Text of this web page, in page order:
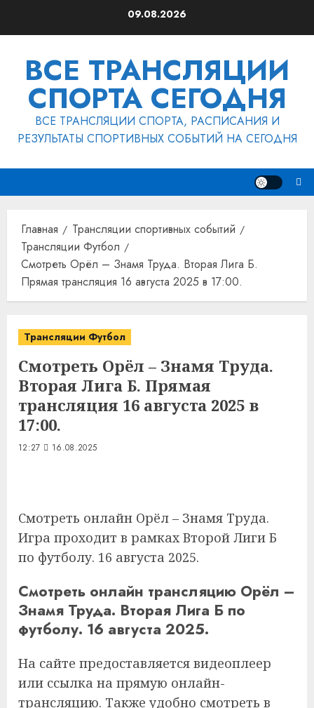
09.08.2026
ВСЕ ТРАНСЛЯЦИИ
СПОРТА СЕГОДНЯ
ВСЕ ТРАНСЛЯЦИИ СПОРТА, РАСПИСАНИЯ И
РЕЗУЛЬТАТЫ СПОРТИВНЫХ СОБЫТИЙ НА СЕГОДНЯ
Главная
Трансляции спортивных событий
Трансляции Футбол
Смотреть Орёл – Знамя Труда. Вторая Лига Б.
Прямая трансляция 16 августа 2025 в 17:00.
Трансляции Футбол
Смотреть Орёл – Знамя Труда.
Вторая Лига Б. Прямая
трансляция 16 августа 2025 в
17:00.
12:27 16.08.2025
Смотреть онлайн Орёл – Знамя Труда.
Игра проходит в рамках Второй Лиги Б
по футболу. 16 августа 2025.
Смотреть онлайн трансляцию Орёл –
Знамя Труда. Вторая Лига Б по
футболу. 16 августа 2025.
На сайте предоставляется видеоплеер
или ссылка на прямую онлайн-
трансляцию. Также удобно смотреть в